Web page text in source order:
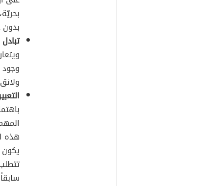
بدون
تبادل
وجود
هذه
يكون